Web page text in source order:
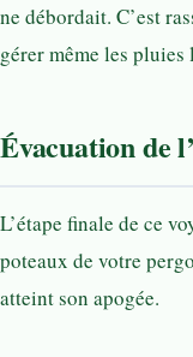
ne débordait. C’est
gérer même les pluies
Évacuation de
L’étape finale de ce
poteaux de votre
atteint son apogée.